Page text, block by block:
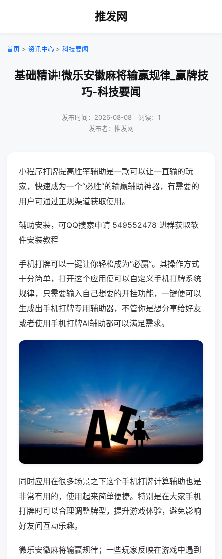
推发网
首页 > 资讯中心 > 科技要闻
基础精讲!微乐安徽麻将输赢规律_赢牌技
巧-科技要闻
发布时间：2026-08-08｜阅读：1
发布者：推发网
小程序打牌提高胜率辅助是一款可以让一直输的玩
家，快速成为一个“必胜”的输赢辅助神器，有需要的
用户可通过正规渠道获取使用。
辅助安装，可QQ搜索申请 549552478 进群获取软
件安装教程
手机打牌可以一键让你轻松成为“必赢”。其操作方式
十分简单，打开这个应用便可以自定义手机打牌系统
规律，只需要输入自己想要的开挂功能，一键便可以
生成出手机打牌专用辅助器，不管你是想分享给好友
或者使用手机打牌AI辅助都可以满足需求。
同时应用在很多场景之下这个手机打牌计算辅助也是
非常有用的，使用起来简单便捷。特别是在大家手机
打牌时可以合理调整牌型，提升游戏体验，避免影响
好友间互动乐趣。
微乐安徽麻将输赢规律；一些玩家反映在游戏中遇到